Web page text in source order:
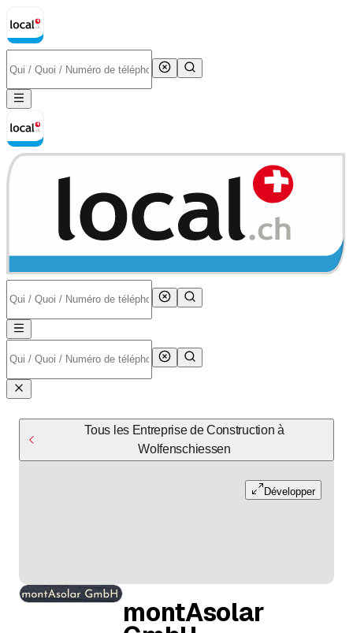
Tous les Entreprise de Construction à
Wolfenschiessen
Développer
montAsolar